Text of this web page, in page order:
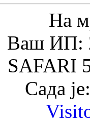
На
Ваш ИП:
SAFARI
Сада